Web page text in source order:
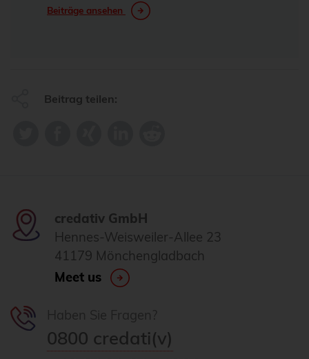
Beiträge ansehen
Beitrag teilen:
credativ GmbH
Hennes-Weisweiler-Allee 23
41179 Mönchengladbach
Meet us
0800 credati(v)